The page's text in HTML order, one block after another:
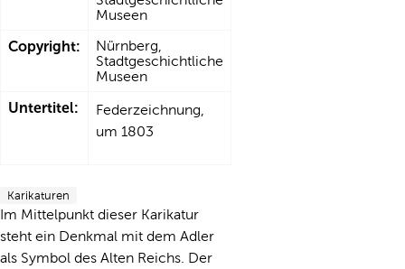
Museen
Copyright:
Nürnberg,
Stadtgeschichtliche
Museen
Untertitel:
Federzeichnung,
um 1803
Karikaturen
Im Mittelpunkt dieser Karikatur
steht ein Denkmal mit dem Adler
als Symbol des Alten Reichs. Der